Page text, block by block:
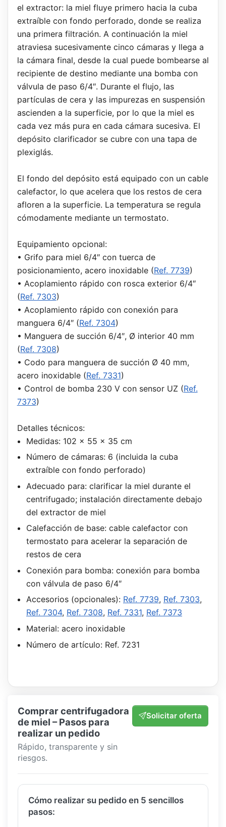
el extractor: la miel fluye primero hacia la cuba
extraíble con fondo perforado, donde se realiza
una primera filtración. A continuación la miel
atraviesa sucesivamente cinco cámaras y llega a
la cámara final, desde la cual puede bombearse al
recipiente de destino mediante una bomba con
válvula de paso 6/4″. Durante el flujo, las
partículas de cera y las impurezas en suspensión
ascienden a la superficie, por lo que la miel es
cada vez más pura en cada cámara sucesiva. El
depósito clarificador se cubre con una tapa de
plexiglás.
El fondo del depósito está equipado con un cable
calefactor, lo que acelera que los restos de cera
afloren a la superficie. La temperatura se regula
cómodamente mediante un termostato.
Equipamiento opcional:
• Grifo para miel 6/4″ con tuerca de
posicionamiento, acero inoxidable (Ref. 7739)
• Acoplamiento rápido con rosca exterior 6/4″
(Ref. 7303)
• Acoplamiento rápido con conexión para
manguera 6/4″ (Ref. 7304)
• Manguera de succión 6/4″, Ø interior 40 mm
(Ref. 7308)
• Codo para manguera de succión Ø 40 mm,
acero inoxidable (Ref. 7331)
• Control de bomba 230 V con sensor UZ (Ref.
7373)
Detalles técnicos:
Medidas: 102 x 55 x 35 cm
Número de cámaras: 6 (incluida la cuba
extraíble con fondo perforado)
Adecuado para: clarificar la miel durante el
centrifugado; instalación directamente debajo
del extractor de miel
Calefacción de base: cable calefactor con
termostato para acelerar la separación de
restos de cera
Conexión para bomba: conexión para bomba
con válvula de paso 6/4″
Accesorios (opcionales): Ref. 7739, Ref. 7303,
Ref. 7304, Ref. 7308, Ref. 7331, Ref. 7373
Material: acero inoxidable
Número de artículo: Ref. 7231
Comprar centrifugadora
de miel – Pasos para
realizar un pedido
Rápido, transparente y sin
riesgos.
Solicitar oferta
Cómo realizar su pedido en 5 sencillos
pasos: